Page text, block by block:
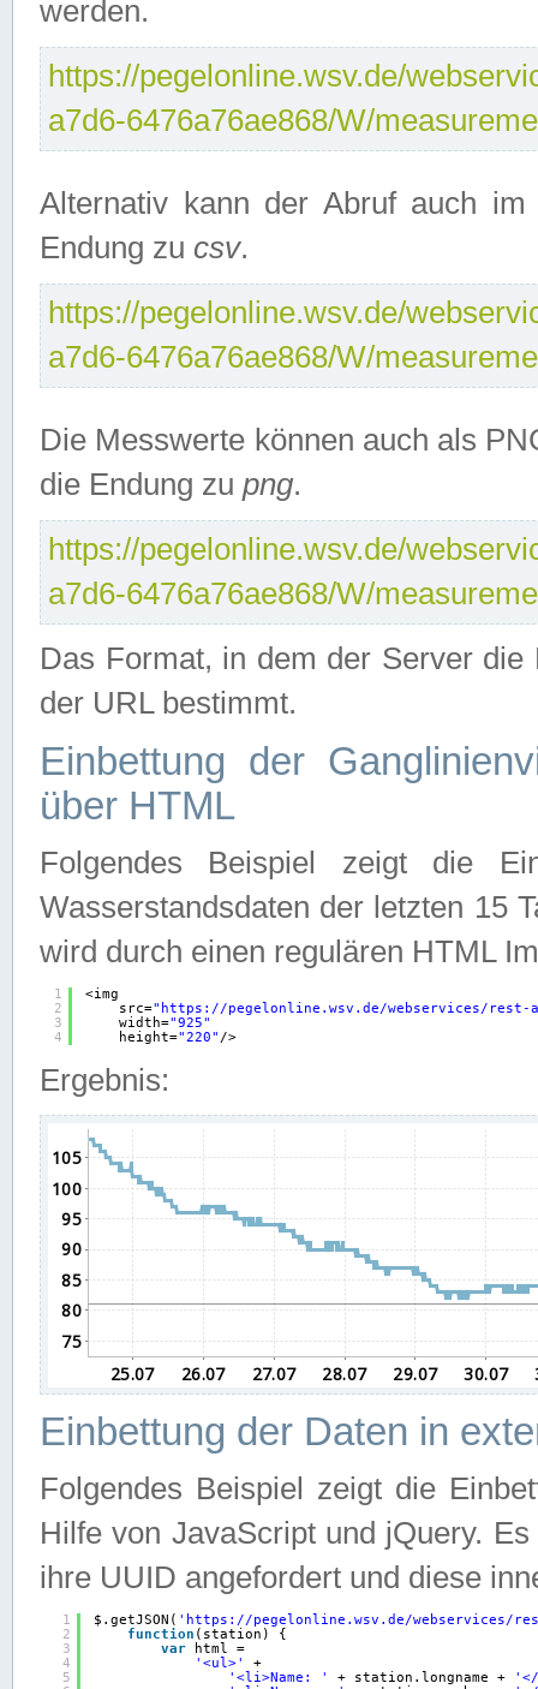
werden.
https://pegelonline.wsv.de/
a7d6-6476a76ae868/W/
Alternativ kann der Abruf auch
Endung zu csv.
https://pegelonline.wsv.de/
a7d6-6476a76ae868/W/
Die Messwerte können auch als
die Endung zu png.
https://pegelonline.wsv.de/
a7d6-6476a76ae868/W/
Das Format, in dem der Server
der URL bestimmt.
Einbettung der
über HTML
Folgendes Beispiel zeigt die
Wasserstandsdaten der letzten 15
wird durch einen regulären HTML
1
2
3
4
<img
src=" https://pegelonline.wsv.de/webservices/rest-
width="925"
height="220" />
Ergebnis:
Einbettung der Daten in
Folgendes Beispiel zeigt die
Hilfe von JavaScript und jQuery.
ihre UUID angefordert und diese
1
2
3
4
5
$.getJSON( ' https://pegelonline.wsv.de/webservices/
function (station) {
var
html =
'<ul>'
+
'<li>Name: '
+ station.longname +